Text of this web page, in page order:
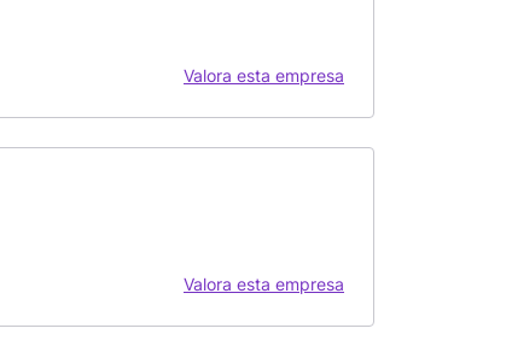
Valora esta empresa
Valora esta empresa